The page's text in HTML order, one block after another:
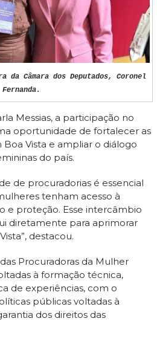
da Câmara dos Deputados, Coronel
Fernanda.
Messias, a participação no
oportunidade de fortalecer as
Boa Vista e ampliar o diálogo
do país.
de procuradorias é essencial
tenham acesso à
e proteção. Esse intercâmbio
diretamente para aprimorar
destacou.
Procuradoras da Mulher
à formação técnica,
de experiências, com o
públicas voltadas à
dos direitos das